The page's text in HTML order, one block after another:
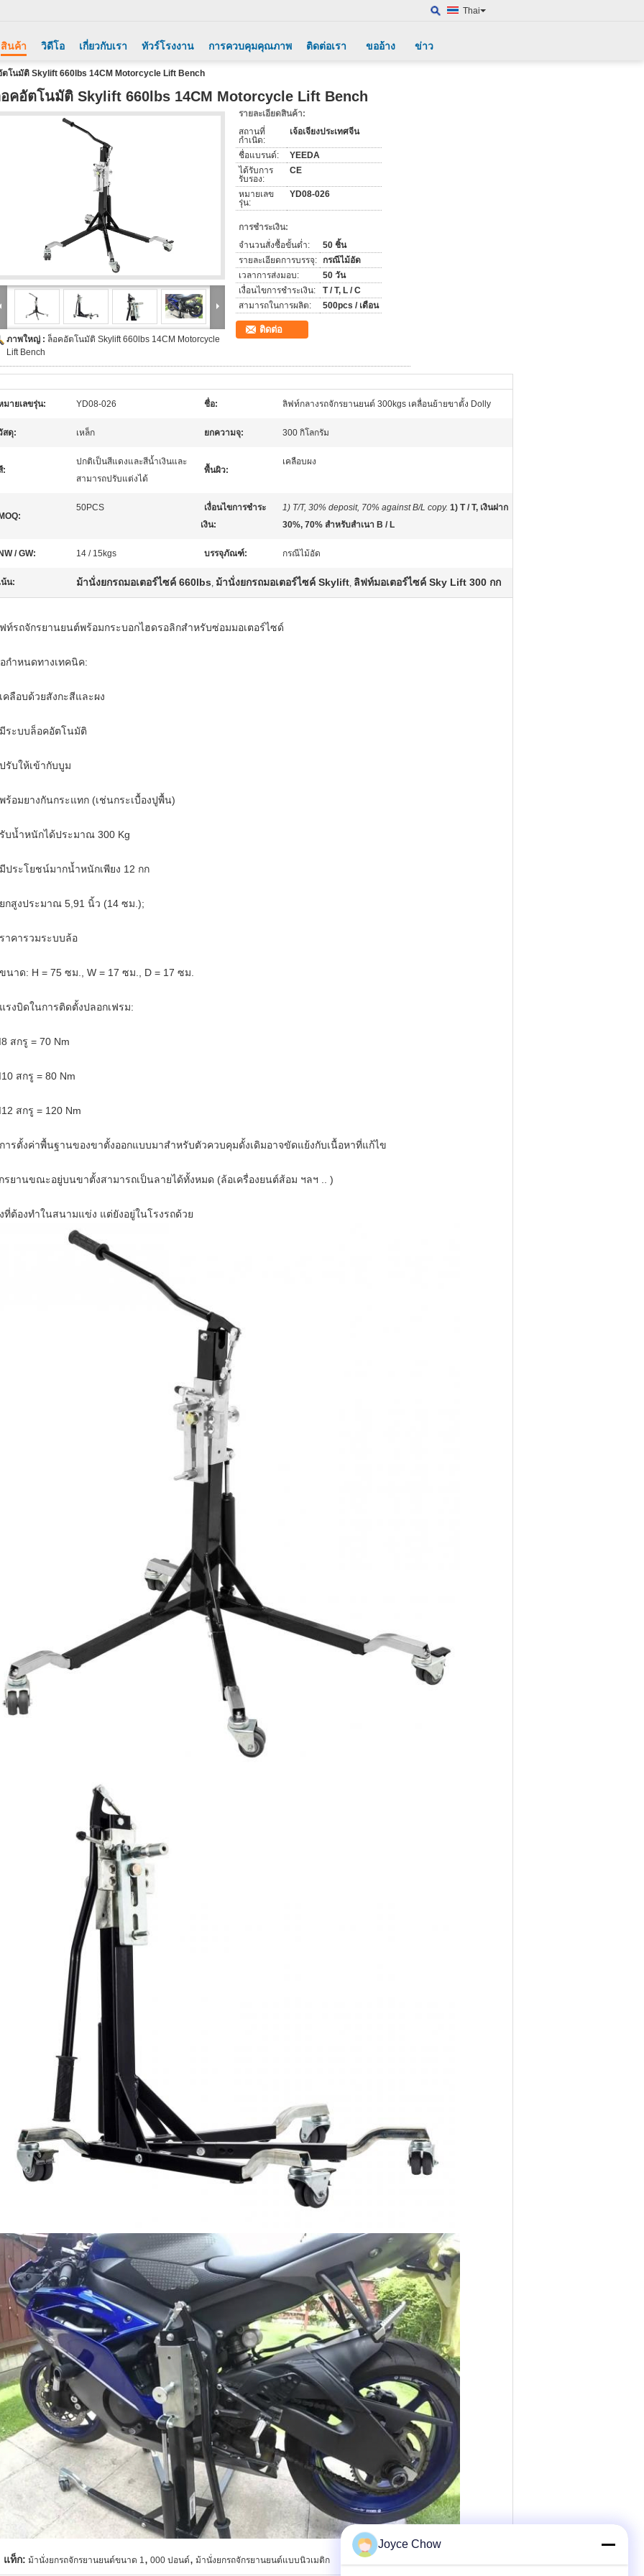
Thai
สินค้า วิดีโอ เกี่ยวกับเรา ทัวร์โรงงาน การควบคุมคุณภาพ ติดต่อเรา ขออ้าง ข่าว
ตโนมัติ Skylift 660lbs 14CM Motorcycle Lift Bench
คอัตโนมัติ Skylift 660lbs 14CM Motorcycle Lift Bench
ภาพใหญ่ : ล็อคอัตโนมัติ Skylift 660lbs 14CM Motorcycle
Lift Bench
รายละเอียดสินค้า:
สถานที่
กำเนิด:
เจ้อเจียงประเทศจีน
ชื่อแบรนด์:
YEEDA
ได้รับการ
รับรอง:
CE
หมายเลข
รุ่น:
YD08-026
การชำระเงิน:
จำนวนสั่งซื้อขั้นต่ำ:
50 ชิ้น
รายละเอียดการบรรจุ: กรณีไม้อัด
เวลาการส่งมอบ:
50 วัน
เงื่อนไขการชำระเงิน:
T / T, L / C
สามารถในการผลิต:
500pcs / เดือน
ติดต่อ
มายเลขรุ่น: YD08-026 ชื่อ: ลิฟท์กลางรถจักรยานยนต์ 300kgs เคลื่อนย้ายขาตั้ง Dolly
สดุ: เหล็ก ยกความจุ: 300 กิโลกรัม
:
ปกติเป็นสีแดงและสีน้ำเงินและ
สามารถปรับแต่งได้
พื้นผิว:
เคลือบผง
MOQ:
50PCS
เงื่อนไขการชำระ
เงิน:
1) T/T, 30% deposit, 70% against B/L copy. 1) T / T, เงินฝาก
30%, 70% สำหรับสำเนา B / L
NW / GW: 14 / 15kgs บรรจุภัณฑ์: กรณีไม้อัด
น้น: ม้านั่งยกรถมอเตอร์ไซค์ 660lbs, ม้านั่งยกรถมอเตอร์ไซค์ Skylift, ลิฟท์มอเตอร์ไซค์ Sky Lift 300 กก
ท์รถจักรยานยนต์พร้อมกระบอกไฮดรอลิกสำหรับซ่อมมอเตอร์ไซด์
กำหนดทางเทคนิค:
คลือบด้วยสังกะสีและผง
ระบบล็อคอัตโนมัติ
รับให้เข้ากับบูม
ร้อมยางกันกระแทก (เช่นกระเบื้องปูพื้น)
บน้ำหนักได้ประมาณ 300 Kg
ประโยชน์มากน้ำหนักเพียง 12 กก
กสูงประมาณ 5,91 นิ้ว (14 ซม.);
าคารวมระบบล้อ
นาด: H = 75 ซม., W = 17 ซม., D = 17 ซม.
รงบิดในการติดตั้งปลอกเฟรม:
สกรู = 70 Nm
สกรู = 80 Nm
สกรู = 120 Nm
ารตั้งค่าพื้นฐานของขาตั้งออกแบบมาสำหรับตัวควบคุมดั้งเดิมอาจขัดแย้งกับเนื้อหาที่แก้ไข
รยานขณะอยู่บนขาตั้งสามารถเป็นลายได้ทั้งหมด (ล้อเครื่องยนต์ส้อม ฯลฯ .. )
ที่ต้องทำในสนามแข่ง แต่ยังอยู่ในโรงรถด้วย
แท็ก: ม้านั่งยกรถจักรยานยนต์ขนาด 1, 000 ปอนด์, ม้านั่งยกรถจักรยานยนต์แบบนิวเมติก
Joyce Chow